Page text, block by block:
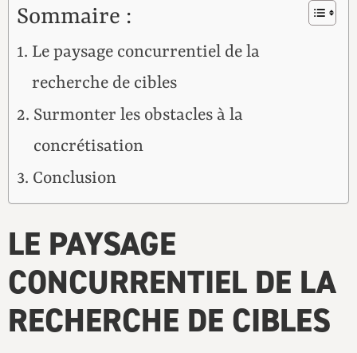
Sommaire :
Le paysage concurrentiel de la
recherche de cibles
Surmonter les obstacles à la
concrétisation
Conclusion
LE PAYSAGE
CONCURRENTIEL DE LA
RECHERCHE DE CIBLES